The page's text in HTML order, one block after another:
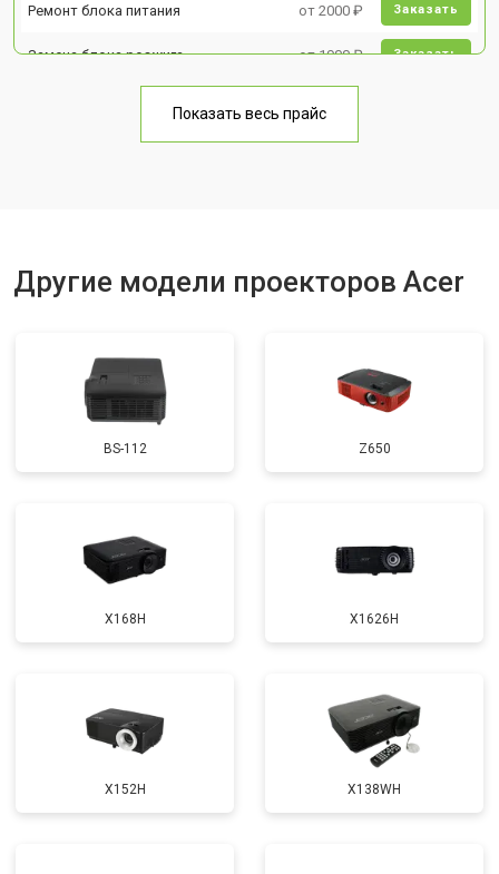
Ремонт блока питания от 2000 ₽ Заказать
Замена блока розжига от 1900 ₽ Заказать
Показать весь прайс
Другие модели проекторов Acer
BS-112 Z650
X168H X1626H
X152H X138WH